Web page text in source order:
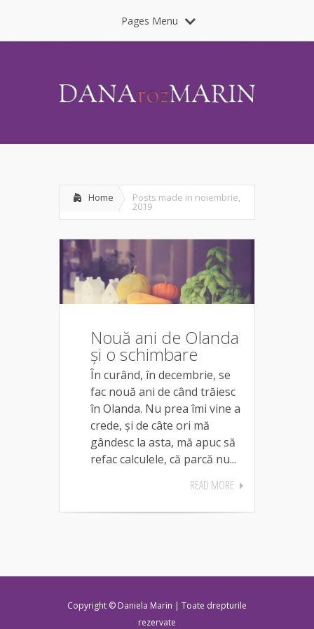
Pages Menu
Home Posts made in noiembrie,
2019
Nouă ani de Olanda
și o schimbare
În curând, în decembrie, se
fac nouă ani de când trăiesc
în Olanda. Nu prea îmi vine a
crede, și de câte ori mă
gândesc la asta, mă apuc să
refac calculele, că parcă nu...
READ MORE
Copyright © Daniela Marin | Toate drepturile
rezervate